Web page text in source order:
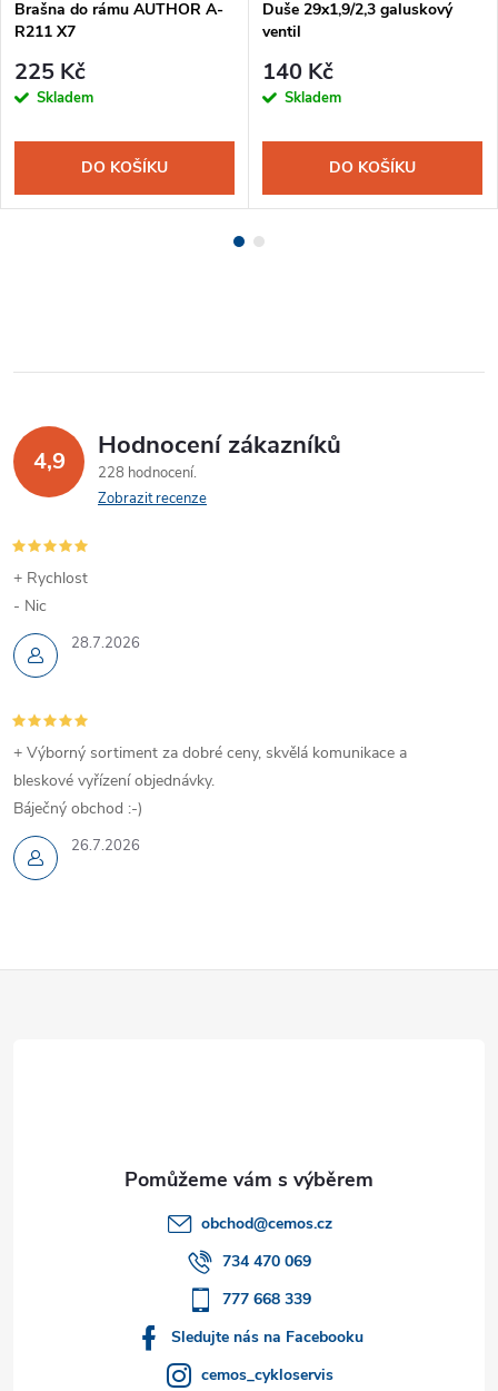
Brašna do rámu AUTHOR A-
R211 X7
225 Kč
Skladem
DO KOŠÍKU
Duše 29x1,9/2,3 galuskový
ventil
140 Kč
Skladem
DO KOŠÍKU
4,9 Hodnocení zákazníků
228 hodnocení
Zobrazit recenze
28.7.2026
+ Rychlost
- Nic
26.7.2026
+ Výborný sortiment za dobré ceny, skvělá komunikace a
bleskové vyřízení objednávky.
Báječný obchod :-)
obchod@cemos.cz
734 470 069
777 668 339
Sledujte nás na Facebooku
cemos_cykloservis